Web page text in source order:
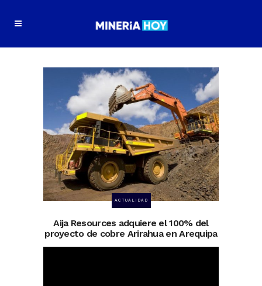
ACTUALIDAD
Aija Resources adquiere el 100% del
proyecto de cobre Arirahua en Arequipa